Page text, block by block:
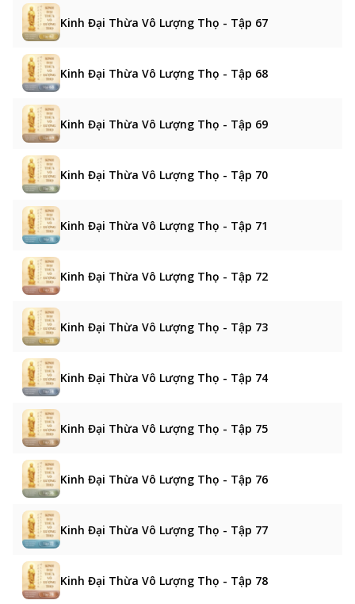
Kinh Đại Thừa Vô Lượng Thọ - Tập 67
Kinh Đại Thừa Vô Lượng Thọ - Tập 68
Kinh Đại Thừa Vô Lượng Thọ - Tập 69
Kinh Đại Thừa Vô Lượng Thọ - Tập 70
Kinh Đại Thừa Vô Lượng Thọ - Tập 71
Kinh Đại Thừa Vô Lượng Thọ - Tập 72
Kinh Đại Thừa Vô Lượng Thọ - Tập 73
Kinh Đại Thừa Vô Lượng Thọ - Tập 74
Kinh Đại Thừa Vô Lượng Thọ - Tập 75
Kinh Đại Thừa Vô Lượng Thọ - Tập 76
Kinh Đại Thừa Vô Lượng Thọ - Tập 77
Kinh Đại Thừa Vô Lượng Thọ - Tập 78